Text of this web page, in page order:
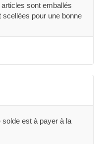
sont emballés
pour une bonne
solde est à payer à la